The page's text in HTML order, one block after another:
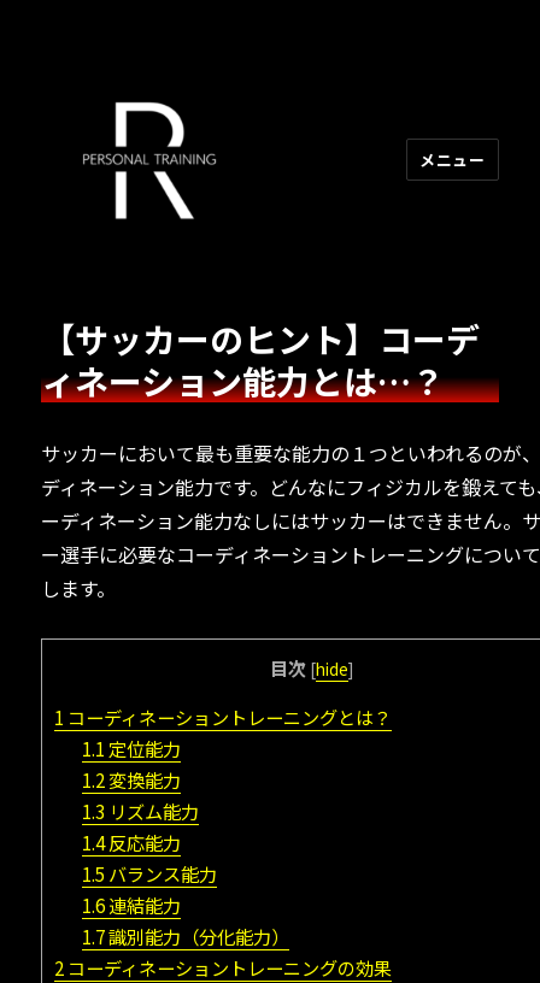
メニュー
【サッカーのヒント】コーデ
ィネーション能力とは…？
サッカーにおいて最も重要な能力の１つといわれるのが
ディネーション能力です。どんなにフィジカルを鍛えて
ーディネーション能力なしにはサッカーはできません。
ー選手に必要なコーディネーショントレーニングについ
します。
目次 [hide]
1 コーディネーショントレーニングとは？
1.1 定位能力
1.2変換能力
1.3 リズム能力
1.4反応能力
1.5 バランス能力
1.6連結能力
1.7識別能力（分化能力）
2 コーディネーショントレーニングの効果